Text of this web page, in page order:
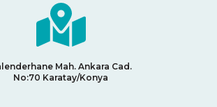
Mah. Ankara Cad.
No:70 Karatay/Konya